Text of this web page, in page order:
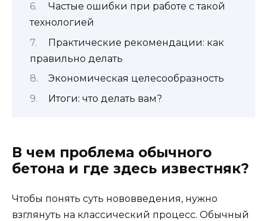
Частые ошибки при работе с такой
технологией
Практические рекомендации: как
правильно делать
Экономическая целесообразность
Итоги: что делать вам?
В чем проблема обычного
бетона и где здесь известняк?
Чтобы понять суть нововведения, нужно
взглянуть на классический процесс. Обычный